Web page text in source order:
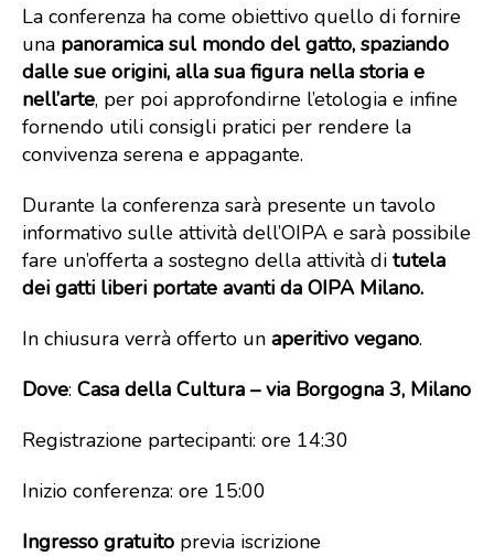
La conferenza ha come obiettivo quello di fornire
una panoramica sul mondo del gatto, spaziando
dalle sue origini, alla sua figura nella storia e
nell’arte, per poi approfondirne l’etologia e infine
fornendo utili consigli pratici per rendere la
convivenza serena e appagante.
Durante la conferenza sarà presente un tavolo
informativo sulle attività dell’OIPA e sarà possibile
fare un’offerta a sostegno della attività di tutela
dei gatti liberi portate avanti da OIPA Milano.
In chiusura verrà offerto un aperitivo vegano.
Dove: Casa della Cultura – via Borgogna 3, Milano
Registrazione partecipanti: ore 14:30
Inizio conferenza: ore 15:00
Ingresso gratuito previa iscrizione